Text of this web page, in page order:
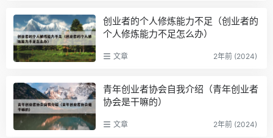
创业者的个人修炼能力不足（创业者的
个人修炼能力不足怎么办）
文章 2年前 (2024)
青年创业者协会自我介绍（青年创业者
协会是干嘛的）
文章 2年前 (2024)